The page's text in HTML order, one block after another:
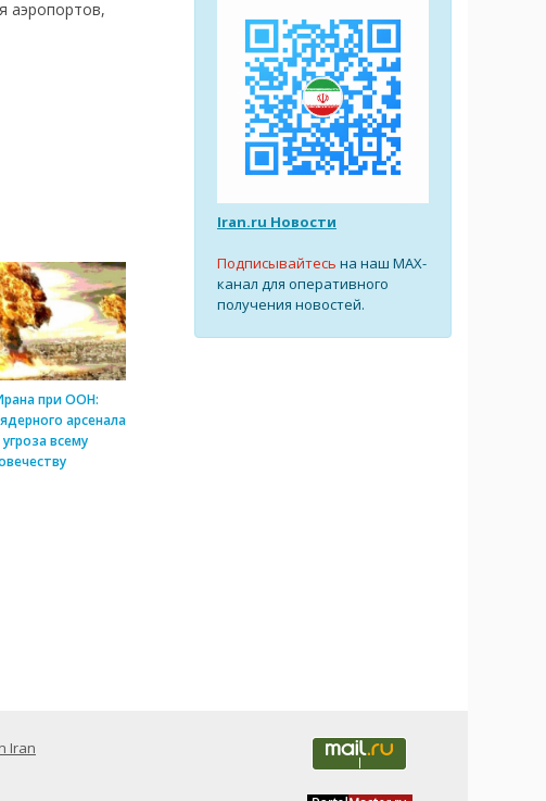
аэропортов,
при ООН:
арсенала
всему
Iran.ru Новости
Подписывайтесь на наш MAX-
канал для оперативного
получения новостей.
Iran